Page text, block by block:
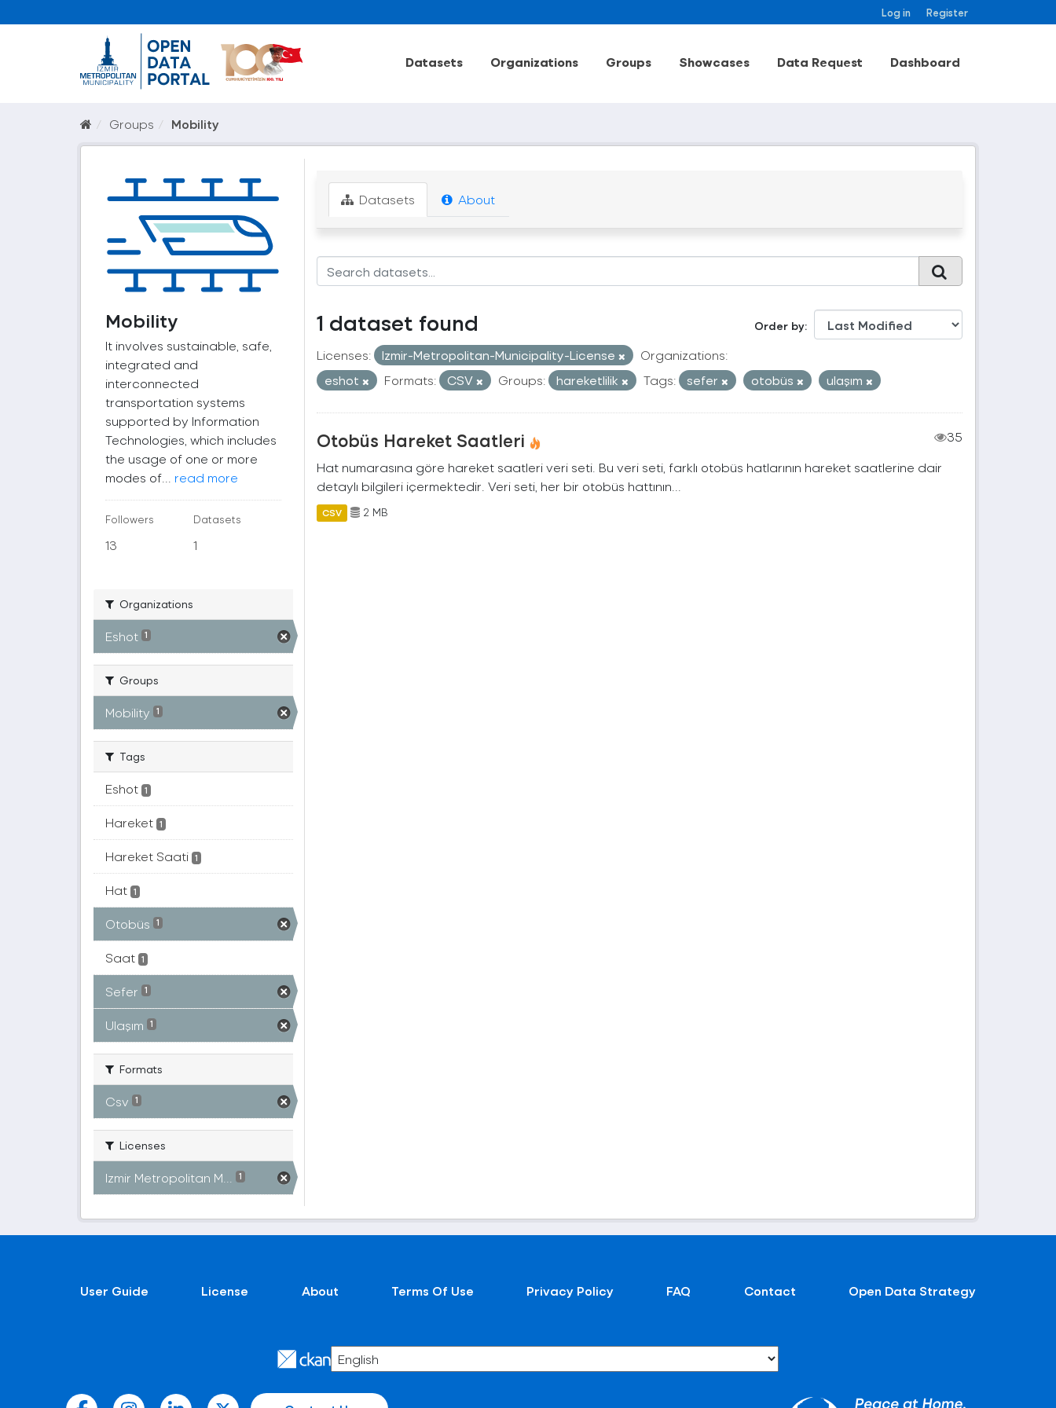
Log in Register
Datasets Organizations Groups Showcases Data Request Dashboard
Groups Mobility
Mobility
It involves sustainable, safe,
integrated and
interconnected
transportation systems
supported by Information
Technologies, which includes
the usage of one or more
modes of... read more
Followers
13
Datasets
1
Organizations
Eshot 1
Groups
Mobility 1
Tags
Eshot 1
Hareket 1
Hareket Saati 1
Hat 1
Otobüs 1
Saat 1
Sefer 1
Ulaşım 1
Formats
Csv 1
Licenses
Izmir Metropolitan M... 1
Datasets About
Order by
1 dataset found
Licenses: Izmir-Metropolitan-Municipality-License
Organizations:
eshot
Formats: CSV Groups: hareketlilik Tags: sefer otobüs ulaşım
Otobüs Hareket Saatleri
35
Hat numarasına göre hareket saatleri veri seti. Bu veri seti, farklı otobüs hatlarının hareket saatlerine dair
detaylı bilgileri içermektedir. Veri seti, her bir otobüs hattının...
CSV 2 MB
User Guide License About Terms Of Use Privacy Policy FAQ Contact Open Data Strategy